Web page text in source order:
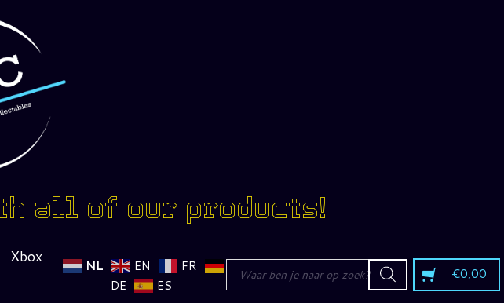
all of our products!
Xbox
NL EN
FR
DE
ES
Producten
zoeken €0,00